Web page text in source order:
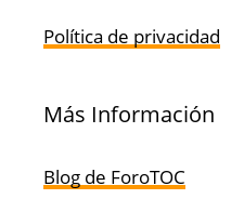
Política de privacidad
Más Información
Blog de ForoTOC